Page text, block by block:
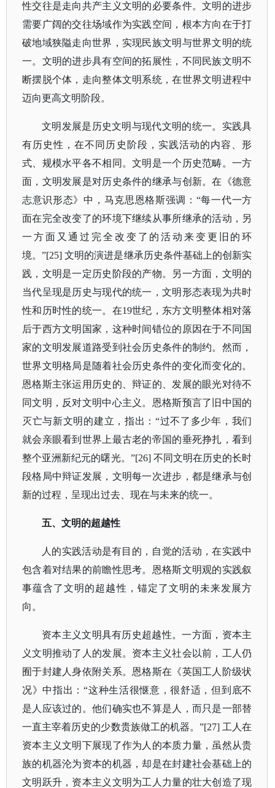
性交往是走向共产主义文明的必要条件。文明的进步
需要广阔的交往场域作为实践空间，根本方向在于打
破地域狭隘走向世界，实现民族文明与世界文明的统
一。文明的进步具有空间的拓展性，不同民族文明不
断摆脱个体，走向整体文明系统，在世界文明进程中
迈向更高文明阶段。
文明发展是历史文明与现代文明的统一。实践具
有历史性，在不同历史阶段，实践活动的内容、形
式、规模水平各不相同。文明是一个历史范畴。一方
面，文明发展是对历史条件的继承与创新。在《德意
志意识形态》中，马克思恩格斯强调： “每一代一方
面在完全改变了的环境下继续从事所继承的活动，另
一方面又通过完全改变了的活动来变更旧的环
境。”[25] 文明的演进是继承历史条件基础上的创新实
践，文明是一定历史阶段的产物。另一方面，文明的
当代呈现是历史与现代的统一，文明形态表现为共时
性和历时性的统一。在19世纪，东方文明整体相对落
后于西方文明国家，这种时间错位的原因在于不同国
家的文明发展道路受到社会历史条件的制约。然而，
世界文明格局是随着社会历史条件的变化而变化的。
恩格斯主张运用历史的、辩证的、发展的眼光对待不
同文明，反对文明中心主义。恩格斯预言了旧中国的
灭亡与新文明的建立，指出：“过不了多少年，我们
就会亲眼看到世界上最古老的帝国的垂死挣扎，看到
整个亚洲新纪元的曙光。”[26] 不同文明在历史的长时
段格局中辩证发展，文明每一次进步，都是继承与创
新的过程，呈现出过去、现在与未来的统一。
五、文明的超越性
人的实践活动是有目的，自觉的活动，在实践中
包含着对结果的前瞻性思考。恩格斯文明观的实践叙
事蕴含了文明的超越性，锚定了文明的未来发展方
向。
资本主义文明具有历史超越性。一方面，资本主
义文明推动了人的发展。资本主义社会以前，工人仍
囿于封建人身依附关系。恩格斯在《英国工人阶级状
况》中指出：“这种生活很惬意，很舒适，但到底不
是人应该过的。他们确实也不算是人，而只是一部替
一直主宰着历史的少数贵族做工的机器。”[27] 工人在
资本主义文明下展现了作为人的本质力量，虽然从贵
族的机器沦为资本的机器，却是在封建社会基础上的
文明跃升，资本主义文明为工人力量的壮大创造了现